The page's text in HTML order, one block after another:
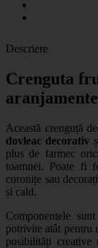
Descriere
Crenguta
Această crenguță
dovleac decorativ
plus de farmec
toamnei. Poate fi
coronițe sau
și cald.
Componentele
potrivite atât pentru
posibilități creative